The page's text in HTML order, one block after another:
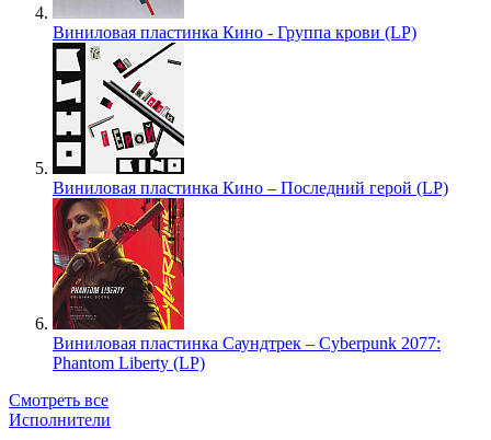
Виниловая пластинка Кино - Группа крови (LP)
Виниловая пластинка Кино – Последний герой (LP)
Виниловая пластинка Саундтрек – Cyberpunk 2077:
Phantom Liberty (LP)
Смотреть все
Исполнители